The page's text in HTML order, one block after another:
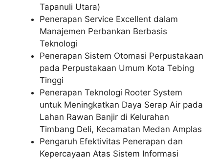
Tapanuli Utara)
Penerapan Service Excellent dalam
Manajemen Perbankan Berbasis
Teknologi
Penerapan Sistem Otomasi Perpustakaan
pada Perpustakaan Umum Kota Tebing
Tinggi
Penerapan Teknologi Rooter System
untuk Meningkatkan Daya Serap Air pada
Lahan Rawan Banjir di Kelurahan
Timbang Deli, Kecamatan Medan Amplas
Pengaruh Efektivitas Penerapan dan
Kepercayaan Atas Sistem Informasi